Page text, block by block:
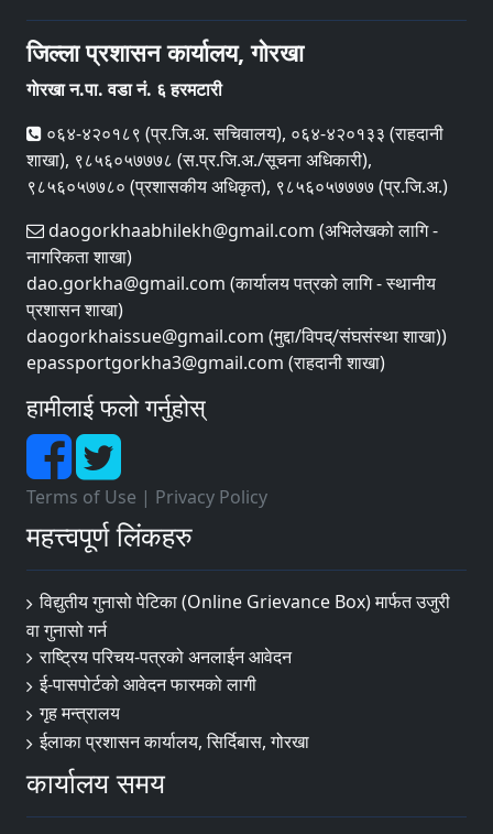
जिल्ला प्रशासन कार्यालय, गाेरखा
गाेरखा न.पा. वडा नं. ६ हरमटारी
०६४-४२०१८९ (प्र.जि.अ. सचिवालय), ०६४-४२०१३३ (राहदानी
शाखा), ९८५६०५७७७८ (स.प्र.जि.अ./सूचना अधिकारी),
९८५६०५७७८० (प्रशासकीय अधिकृत), ९८५६०५७७७७ (प्र.जि.अ.)
daogorkhaabhilekh@gmail.com (अभिलेखको लागि -
नागरिकता शाखा)
dao.gorkha@gmail.com (कार्यालय पत्रको लागि - स्थानीय
प्रशासन शाखा)
daogorkhaissue@gmail.com (मुद्दा/विपद्/संघसंस्था शाखा))
epassportgorkha3@gmail.com (राहदानी शाखा)
हामीलाई फलो गर्नुहोस्
Terms of Use | Privacy Policy
महत्त्वपूर्ण लिंकहरु
विद्युतीय गुनासो पेटिका (Online Grievance Box) मार्फत उजुरी
वा गुनासो गर्न
राष्‍ट्रिय परिचय-पत्रको अनलाईन आवेदन
ई-पासपोर्टको आवेदन फारमको लागी
गृह मन्त्रालय
ईलाका प्रशासन कार्यालय, सिर्दिबास, गोरखा
कार्यालय समय